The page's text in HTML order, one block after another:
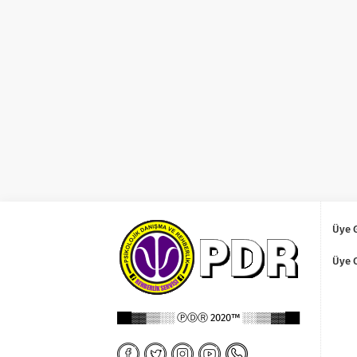
██▓▓▒▒░░ ⓅⒹⓇ 2020™ ░░▒▒▓▓██
Üye
Üye